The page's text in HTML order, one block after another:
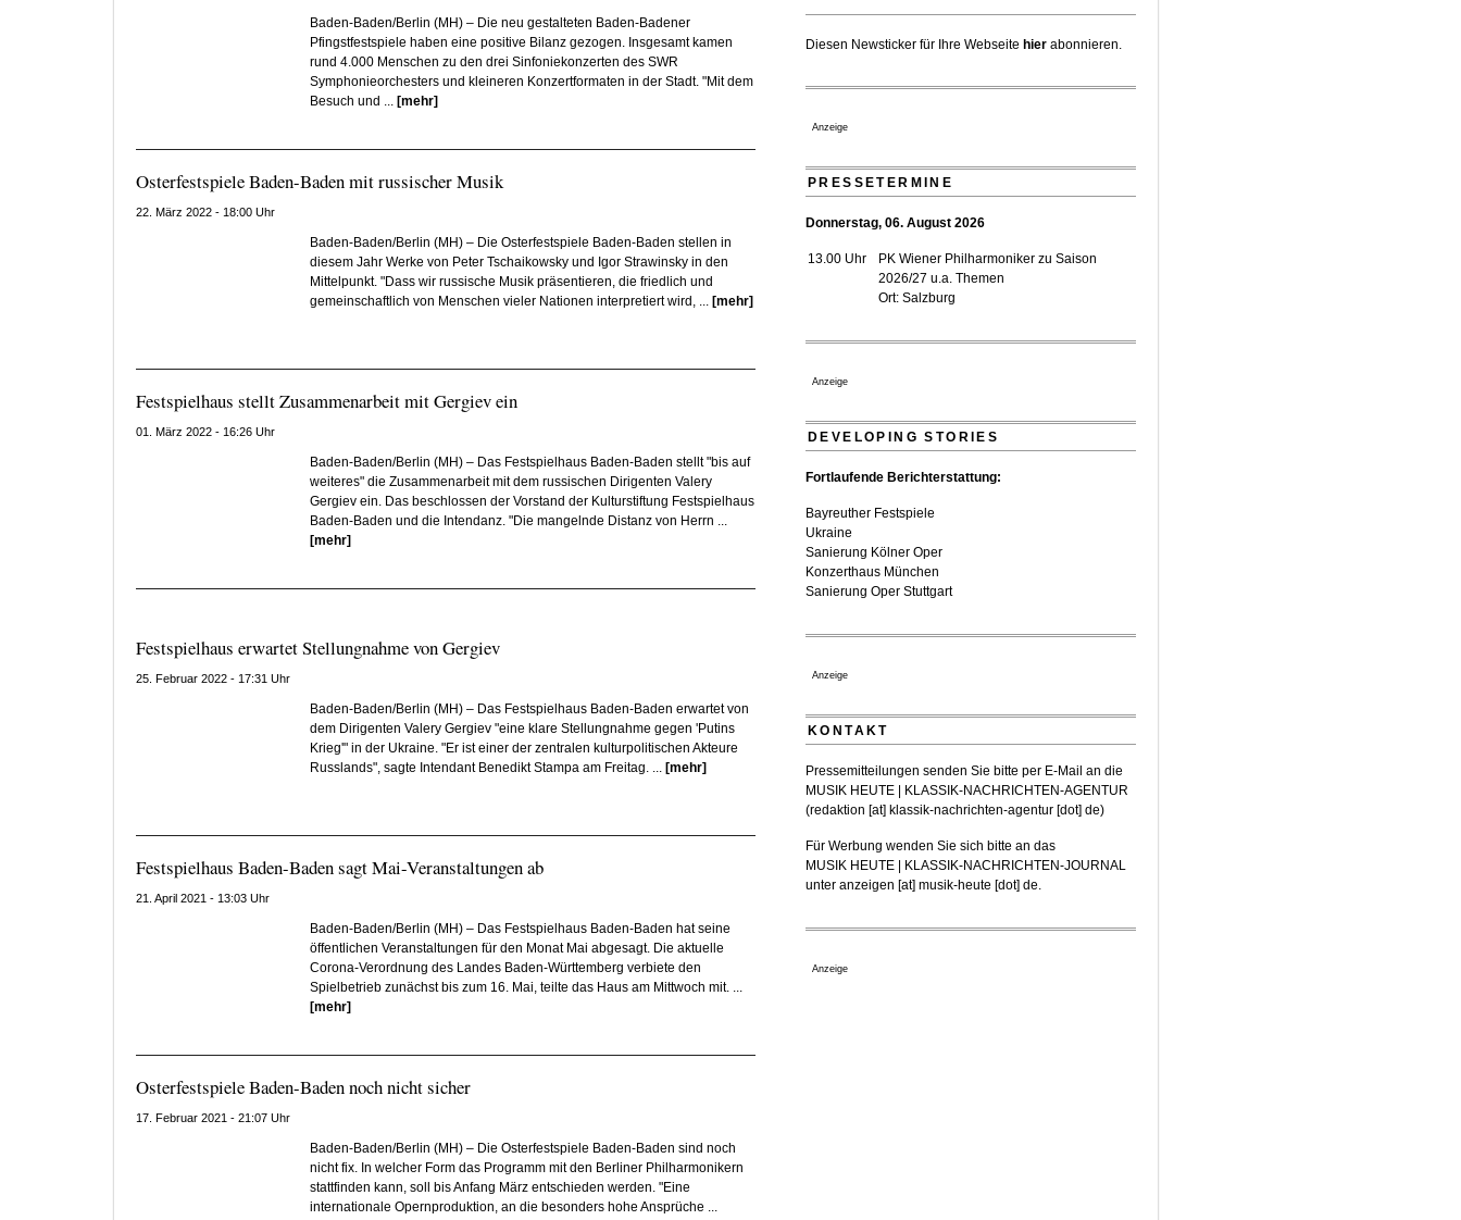
Baden-Baden/Berlin (MH) – Die neu gestalteten Baden-Badener
Pfingstfestspiele haben eine positive Bilanz gezogen. Insgesamt kamen
rund 4.000 Menschen zu den drei Sinfoniekonzerten des SWR
Symphonieorchesters und kleineren Konzertformaten in der Stadt. "Mit dem
Besuch und ... [mehr]
Osterfestspiele Baden-Baden mit russischer Musik
22. März 2022 - 18:00 Uhr
Baden-Baden/Berlin (MH) – Die Osterfestspiele Baden-Baden stellen in
diesem Jahr Werke von Peter Tschaikowsky und Igor Strawinsky in den
Mittelpunkt. "Dass wir russische Musik präsentieren, die friedlich und
gemeinschaftlich von Menschen vieler Nationen interpretiert wird, ... [mehr]
Festspielhaus stellt Zusammenarbeit mit Gergiev ein
01. März 2022 - 16:26 Uhr
Baden-Baden/Berlin (MH) – Das Festspielhaus Baden-Baden stellt "bis auf
weiteres" die Zusammenarbeit mit dem russischen Dirigenten Valery
Gergiev ein. Das beschlossen der Vorstand der Kulturstiftung Festspielhaus
Baden-Baden und die Intendanz. "Die mangelnde Distanz von Herrn ...
[mehr]
Festspielhaus erwartet Stellungnahme von Gergiev
25. Februar 2022 - 17:31 Uhr
Baden-Baden/Berlin (MH) – Das Festspielhaus Baden-Baden erwartet von
dem Dirigenten Valery Gergiev "eine klare Stellungnahme gegen 'Putins
Krieg'" in der Ukraine. "Er ist einer der zentralen kulturpolitischen Akteure
Russlands", sagte Intendant Benedikt Stampa am Freitag. ... [mehr]
Festspielhaus Baden-Baden sagt Mai-Veranstaltungen ab
21. April 2021 - 13:03 Uhr
Baden-Baden/Berlin (MH) – Das Festspielhaus Baden-Baden hat seine
öffentlichen Veranstaltungen für den Monat Mai abgesagt. Die aktuelle
Corona-Verordnung des Landes Baden-Württemberg verbiete den
Spielbetrieb zunächst bis zum 16. Mai, teilte das Haus am Mittwoch mit. ...
[mehr]
Osterfestspiele Baden-Baden noch nicht sicher
17. Februar 2021 - 21:07 Uhr
Baden-Baden/Berlin (MH) – Die Osterfestspiele Baden-Baden sind noch
nicht fix. In welcher Form das Programm mit den Berliner Philharmonikern
stattfinden kann, soll bis Anfang März entschieden werden. "Eine
internationale Opernproduktion, an die besonders hohe Ansprüche ...
geht 2027
Kammerorchester Heilbronn: Chefdirigent Risto Joost
20. Juli 2026 - 18:15 Uhr
Festspiele
Düsseldorfer Stadtrat beendet Pläne für Opernhaus-
16. Juli 2026 - 22:49 Uhr
ausgezeichnet
Diesen Newsticker für Ihre Webseite hierabonnieren.
Anzeige
PRESSETERMINE
Donnerstag, 06. August 2026
13.00 Uhr
PK Wiener Philharmoniker zu Saison
2026/27 u.a. Themen
Ort: Salzburg
Anzeige
DEVELOPING STORIES
Fortlaufende Berichterstattung:
Bayreuther Festspiele
Ukraine
Sanierung Kölner Oper
Konzerthaus München
Sanierung Oper Stuttgart
Anzeige
KONTAKT
Pressemitteilungen senden Sie bitte per E-Mail an die
MUSIK HEUTE | KLASSIK-NACHRICHTEN-AGENTUR
(redaktion [at] klassik-nachrichten-agentur [dot] de)
Für Werbung wenden Sie sich bitte an das
MUSIK HEUTE | KLASSIK-NACHRICHTEN-JOURNAL
unter anzeigen [at] musik-heute [dot] de.
Anzeige